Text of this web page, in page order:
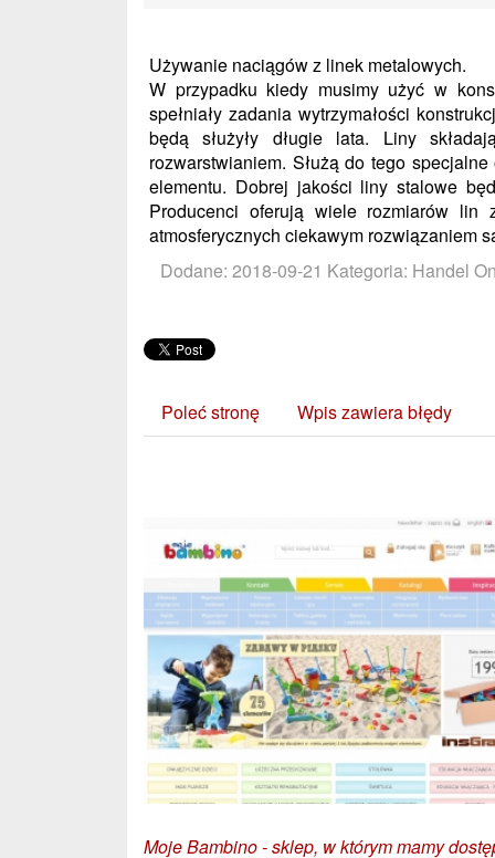
Używanie naciągów z linek metalowych.
W przypadku kiedy musimy użyć w
spełniały zadania wytrzymałości
będą służyły długie lata. Liny
rozwarstwianiem. Służą do tego
elementu. Dobrej jakości liny stalowe
Producenci oferują wiele rozmiarów lin
atmosferycznych ciekawym rozwiązaniem
Dodane: 2018-09-21 Kategoria: Handel
Poleć stronę Wpis zawiera błędy
Moje Bambino - sklep, w którym mamy